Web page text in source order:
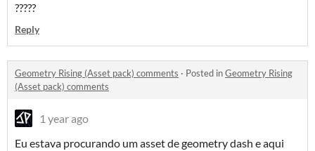
?????
Reply
Geometry Rising (Asset pack) comments · Posted inGeometry Rising
(Asset pack) comments
1 year ago
Eu estava procurando um asset de geometry dash e aqui